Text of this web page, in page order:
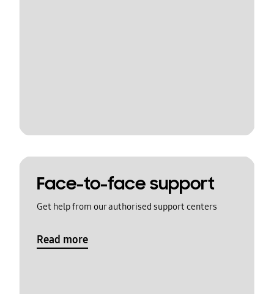
Face-to-face support
Get help from our authorised support centers
Read more